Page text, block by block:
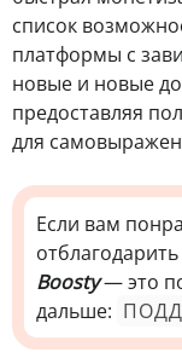
список
платформы с
новые и новые
предоставляя
для
Если вам
Boosty— это
дальше: